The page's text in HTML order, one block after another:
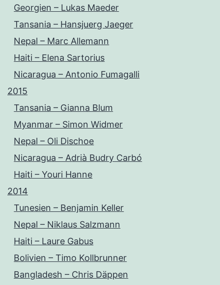
Georgien – Lukas Maeder
Tansania – Hansjuerg Jaeger
Nepal – Marc Allemann
Haiti – Elena Sartorius
Nicaragua – Antonio Fumagalli
2015
Tansania – Gianna Blum
Myanmar – Simon Widmer
Nepal – Oli Dischoe
Nicaragua – Adrià Budry Carbó
Haiti – Youri Hanne
2014
Tunesien – Benjamin Keller
Nepal – Niklaus Salzmann
Haiti – Laure Gabus
Bolivien – Timo Kollbrunner
Bangladesh – Chris Däppen